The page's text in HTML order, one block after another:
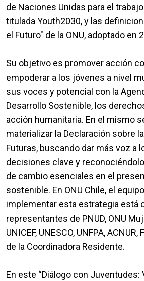
de Naciones Unidas para el
titulada Youth2030, y las
el Futuro" de la ONU, adoptado en
Su objetivo es promover acción
empoderar a los jóvenes a nivel
sus voces y potencial con la
Desarrollo Sostenible, los
acción humanitaria. En el mismo
materializar la Declaración sobre
Futuras, buscando dar más voz a
decisiones clave y
de cambio esenciales en el
sostenible. En ONU Chile, el
implementar esta estrategia está
representantes de PNUD, ONU
UNICEF, UNESCO, UNFPA, ACNUR,
de la Coordinadora Residente.
En este “Diálogo con